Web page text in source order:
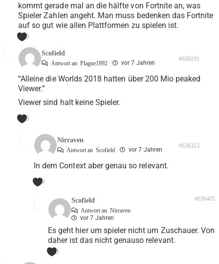
kommt gerade mal an die hälfte von Fortnite an, was
Spieler Zahlen angeht. Man muss bedenken das Fortnite
auf so gut wie allen Plattformen zu spielen ist.
0
Scofield
Antwort an Plague1992 vor 7 Jahren
#636191
“Alleine die Worlds 2018 hatten über 200 Mio peaked
Viewer.”
Viewer sind halt keine Spieler.
0
Nirraven
Antwort an Scofield vor 7 Jahren
#636323
In dem Context aber genau so relevant.
0
Scofield
Antwort an Nirraven
vor 7 Jahren
#636405
Es geht hier um spieler nicht um Zuschauer. Von
daher ist das nicht genauso relevant.
0